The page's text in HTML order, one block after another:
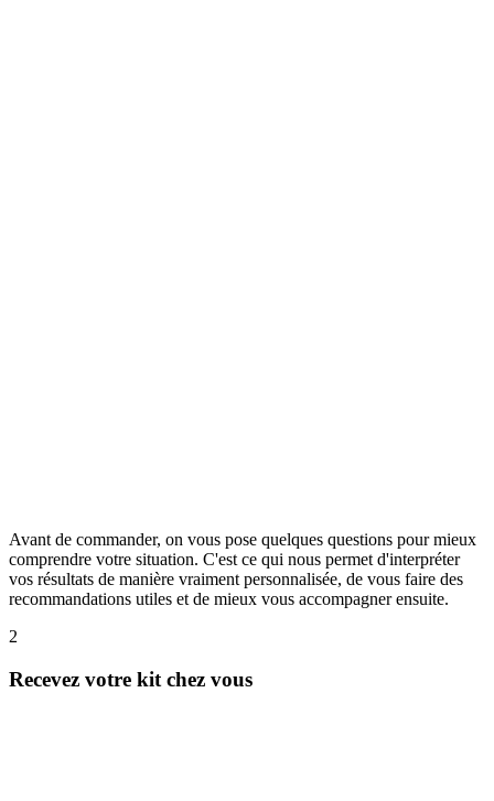
Avant de commander, on vous pose quelques questions pour mieux
comprendre votre situation. C'est ce qui nous permet d'interpréter
vos résultats de manière vraiment personnalisée, de vous faire des
recommandations utiles et de mieux vous accompagner ensuite.
2
Recevez votre kit chez vous